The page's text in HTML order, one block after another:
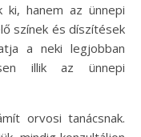
ki, hanem az ünnepi
színek és díszítések
a neki legjobban
illik az ünnepi
orvosi tanácsnak.